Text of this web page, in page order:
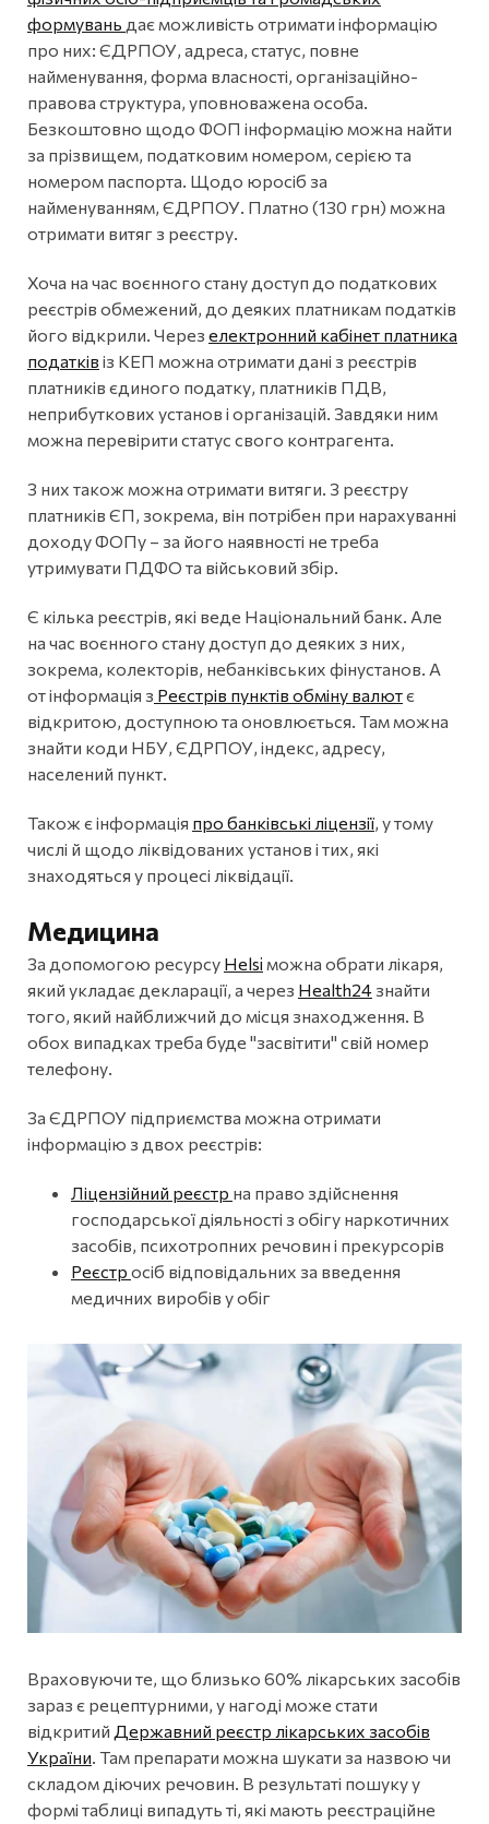
формувань дає можливість отримати інформацію
про них: ЄДРПОУ, адреса, статус, повне
найменування, форма власності, організаційно-
правова структура, уповноважена особа.
Безкоштовно щодо ФОП інформацію можна найти
за прізвищем, податковим номером, серією та
номером паспорта. Щодо юросіб за
найменуванням, ЄДРПОУ. Платно (130 грн) можна
отримати витяг з реєстру.
Хоча на час воєнного стану доступ до податкових
реєстрів обмежений, до деяких платникам податків
його відкрили. Через електронний кабінет платника
податків із КЕП можна отримати дані з реєстрів
платників єдиного податку, платників ПДВ,
неприбуткових установ і організацій. Завдяки ним
можна перевірити статус свого контрагента.
З них також можна отримати витяги. З реєстру
платників ЄП, зокрема, він потрібен при нарахуванні
доходу ФОПу – за його наявності не треба
утримувати ПДФО та військовий збір.
Є кілька реєстрів, які веде Національний банк. Але
на час воєнного стану доступ до деяких з них,
зокрема, колекторів, небанківських фінустанов. А
от інформація з Реєстрів пунктів обміну валютє
відкритою, доступною та оновлюється. Там можна
знайти коди НБУ, ЄДРПОУ, індекс, адресу,
населений пункт.
Також є інформація про банківські ліцензії, у тому
числі й щодо ліквідованих установ і тих, які
знаходяться у процесі ліквідації.
Медицина
За допомогою ресурсу Helsi можна обрати лікаря,
який укладає декларації, а через Health24 знайти
того, який найближчий до місця знаходження. В
обох випадках треба буде "засвітити" свій номер
телефону.
За ЄДРПОУ підприємства можна отримати
інформацію з двох реєстрів:
Ліцензійний реєстр на право здійснення
господарської діяльності з обігу наркотичних
засобів, психотропних речовин і прекурсорів
Реєстр осіб відповідальних за введення
медичних виробів у обіг
Враховуючи те, що близько 60% лікарських засобів
зараз є рецептурними, у нагоді може стати
відкритий Державний реєстр лікарських засобів
України. Там препарати можна шукати за назвою чи
складом діючих речовин. В результаті пошуку у
формі таблиці випадуть ті, які мають реєстраційне